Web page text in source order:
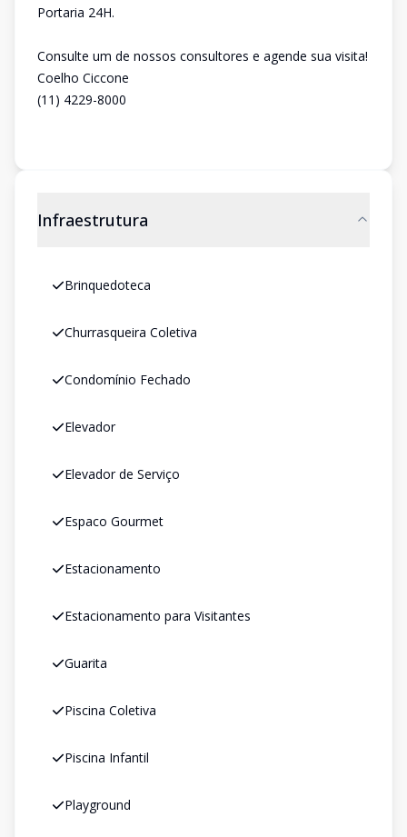
Portaria 24H.
Consulte um de nossos consultores e agende sua visita!
Coelho Ciccone
(11) 4229-8000
Infraestrutura
Brinquedoteca
Churrasqueira Coletiva
Condomínio Fechado
Elevador
Elevador de Serviço
Espaco Gourmet
Estacionamento
Estacionamento para Visitantes
Guarita
Piscina Coletiva
Piscina Infantil
Playground